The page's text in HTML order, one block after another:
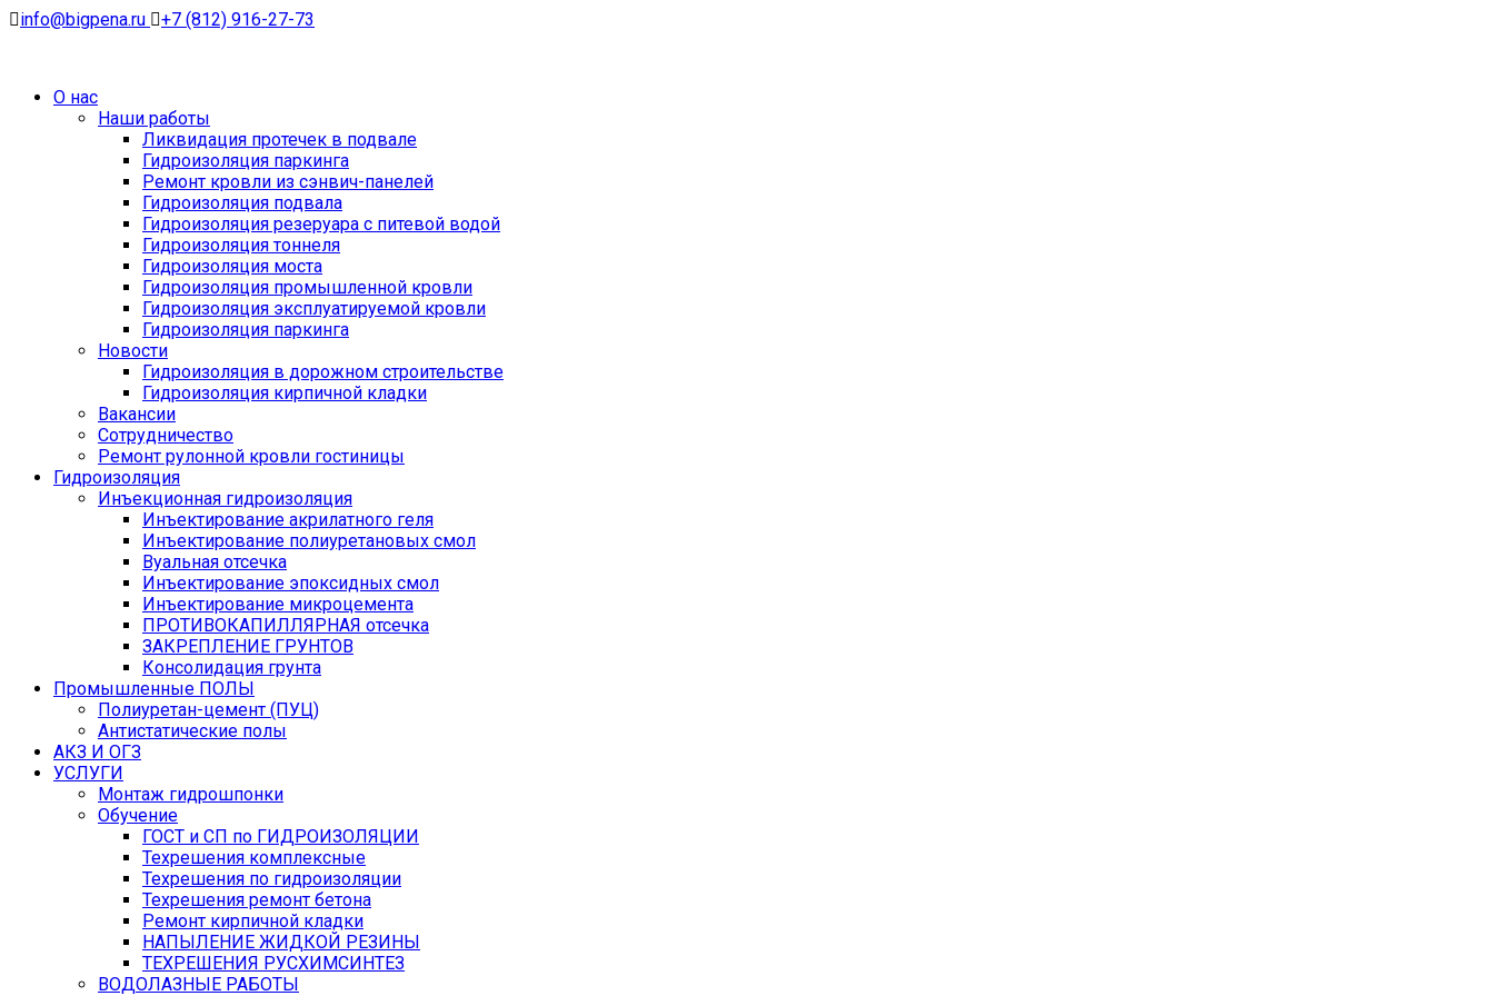
info@bigpena.ru +7 (812) 916-27-73
О нас
Наши работы
Ликвидация протечек в подвале
Гидроизоляция паркинга
Ремонт кровли из сэнвич-панелей
Гидроизоляция подвала
Гидроизоляция резеруара с питевой водой
Гидроизоляция тоннеля
Гидроизоляция моста
Гидроизоляция промышленной кровли
Гидроизоляция эксплуатируемой кровли
Гидроизоляция паркинга
Новости
Гидроизоляция в дорожном строительстве
Гидроизоляция кирпичной кладки
Вакансии
Сотрудничество
Ремонт рулонной кровли гостиницы
Гидроизоляция
Инъекционная гидроизоляция
Инъектирование акрилатного геля
Инъектирование полиуретановых смол
Вуальная отсечка
Инъектирование эпоксидных смол
Инъектирование микроцемента
ПРОТИВОКАПИЛЛЯРНАЯ отсечка
ЗАКРЕПЛЕНИЕ ГРУНТОВ
Консолидация грунта
Промышленные ПОЛЫ
Полиуретан-цемент (ПУЦ)
Антистатические полы
АКЗ И ОГЗ
УСЛУГИ
Монтаж гидрошпонки
Обучение
ГОСТ и СП по ГИДРОИЗОЛЯЦИИ
Техрешения комплексные
Техрешения по гидроизоляции
Техрешения ремонт бетона
Ремонт кирпичной кладки
НАПЫЛЕНИЕ ЖИДКОЙ РЕЗИНЫ
ТЕХРЕШЕНИЯ РУСХИМСИНТЕЗ
ВОДОЛАЗНЫЕ РАБОТЫ